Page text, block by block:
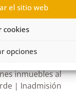
el sitio web
cookies
opciones
inmuebles al
| Inadmisión